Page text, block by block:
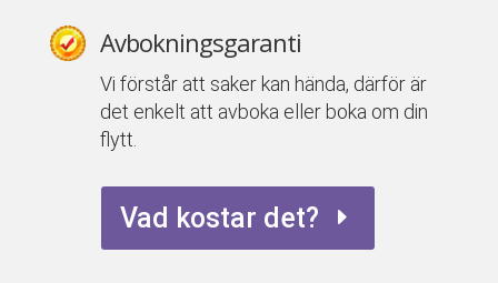
Avbokningsgaranti
Vi förstår att saker kan hända, därför är
det enkelt att avboka eller boka om din
flytt.
Vad kostar det?